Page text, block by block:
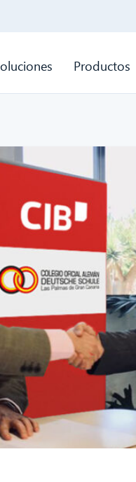
Productos